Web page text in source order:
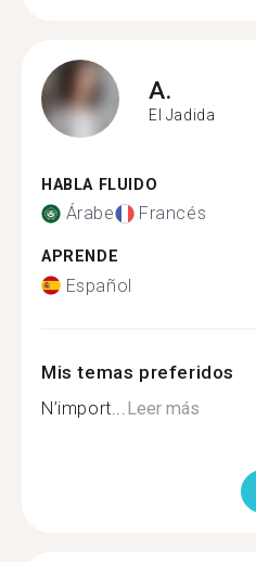
A.
El Jadida
HABLA FLUIDO
Árabe Francés
APRENDE
Español
Mis temas preferidos
N’import... Leer más